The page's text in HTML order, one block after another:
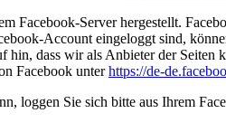
Facebook-Server hergestellt.
Account eingeloggt sind,
dass wir als Anbieter der
Facebook unterhttps://de-
loggen Sie sich bitte aus Ihrem